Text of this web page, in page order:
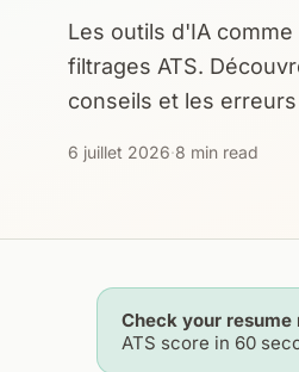
Les outils d'IA
filtrages ATS.
conseils et les
6 juillet 2026·8 min read
Check your resume
ATS score in 60